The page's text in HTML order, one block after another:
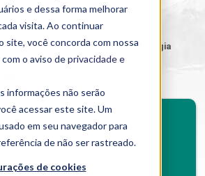
e dessa forma melhorar
visita. Ao continuar
site, você concorda com nossa
com o aviso deprivacidade e
informações não serão
acessar este site. Um
em seu navegador para
de não ser rastreado.
de cookies
> Graduação >Fonoaudiologia
mensal
Benefícios Graduação